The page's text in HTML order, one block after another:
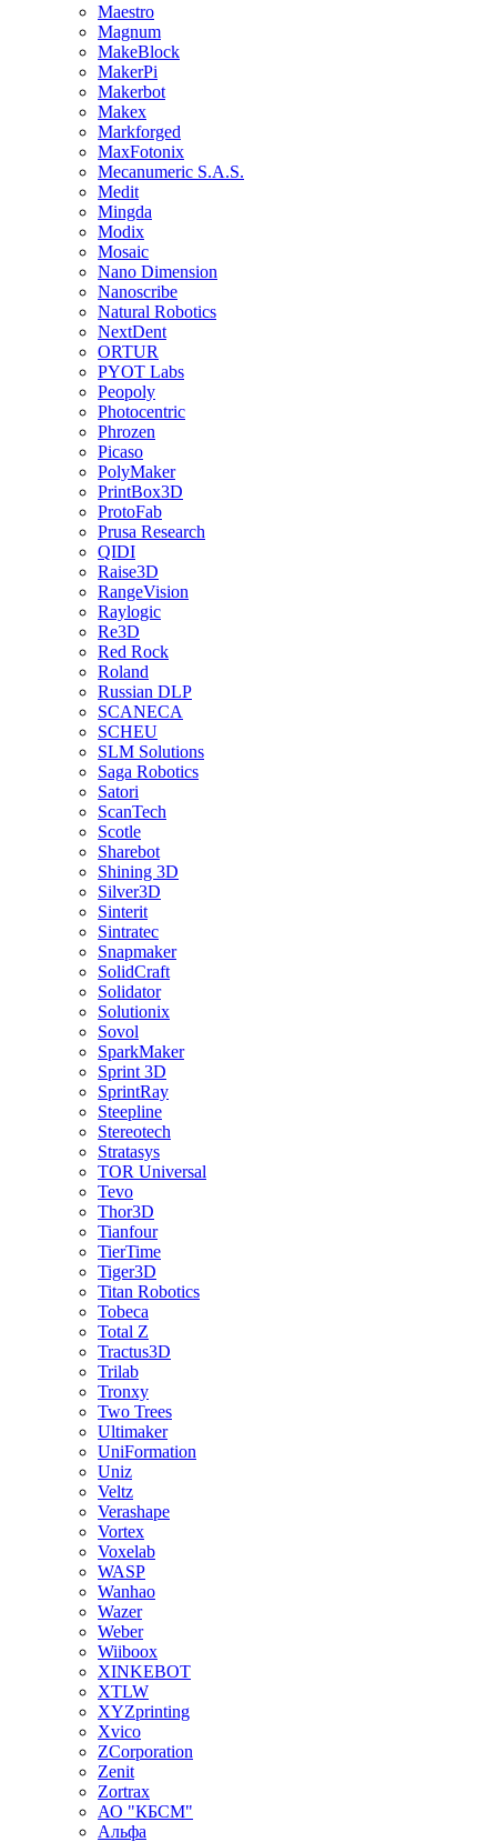
Maestro
Magnum
MakeBlock
MakerPi
Makerbot
Makex
Markforged
MaxFotonix
Mecanumeric S.A.S.
Medit
Mingda
Modix
Mosaic
Nano Dimension
Nanoscribe
Natural Robotics
NextDent
ORTUR
PYOT Labs
Peopoly
Photocentric
Phrozen
Picaso
PolyMaker
PrintBox3D
ProtoFab
Prusa Research
QIDI
Raise3D
RangeVision
Raylogic
Re3D
Red Rock
Roland
Russian DLP
SCANECA
SCHEU
SLM Solutions
Saga Robotics
Satori
ScanTech
Scotle
Sharebot
Shining 3D
Silver3D
Sinterit
Sintratec
Snapmaker
SolidCraft
Solidator
Solutionix
Sovol
SparkMaker
Sprint 3D
SprintRay
Steepline
Stereotech
Stratasys
TOR Universal
Tevo
Thor3D
Tianfour
TierTime
Tiger3D
Titan Robotics
Tobeca
Total Z
Tractus3D
Trilab
Tronxy
Two Trees
Ultimaker
UniFormation
Uniz
Veltz
Verashape
Vortex
Voxelab
WASP
Wanhao
Wazer
Weber
Wiiboox
XINKEBOT
XTLW
XYZprinting
Xvico
ZCorporation
Zenit
Zortrax
АО "КБСМ"
Альфа